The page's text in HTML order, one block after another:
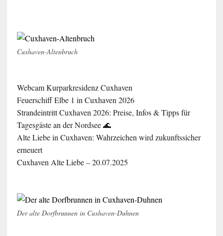
Cuxhaven-Altenbruch
Webcam Kurparkresidenz Cuxhaven
Feuerschiff Elbe 1 in Cuxhaven 2026
Strandeintritt Cuxhaven 2026: Preise, Infos & Tipps für
Tagesgäste an der Nordsee 🌊
Alte Liebe in Cuxhaven: Wahrzeichen wird zukunftssicher
erneuert
Cuxhaven Alte Liebe – 20.07.2025
Der alte Dorfbrunnen in Cuxhaven-Duhnen